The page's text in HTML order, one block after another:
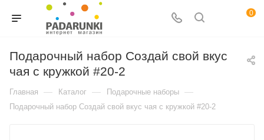
0
Подарочный набор Создай свой вкус
чая с кружкой #20-2
Главная — Каталог — Подарочные наборы —
Подарочный набор Создай свой вкус чая с кружкой #20-2